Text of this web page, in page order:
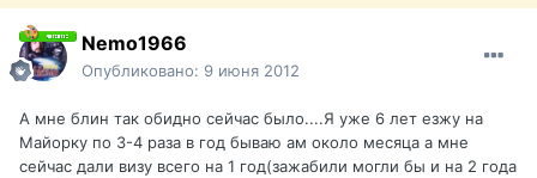
Nemo1966
Опубликовано: 9 июня 2012
А мне блин так обидно сейчас было....Я уже 6 лет езжу на
Майорку по 3-4 раза в год бываю ам около месяца а мне
сейчас дали визу всего на 1 год(зажабили могли бы и на 2 года